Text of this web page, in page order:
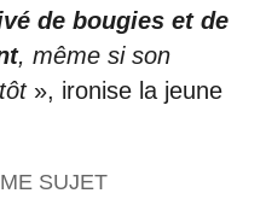
de bougies et de
, même si son
», ironise la jeune
SUJET